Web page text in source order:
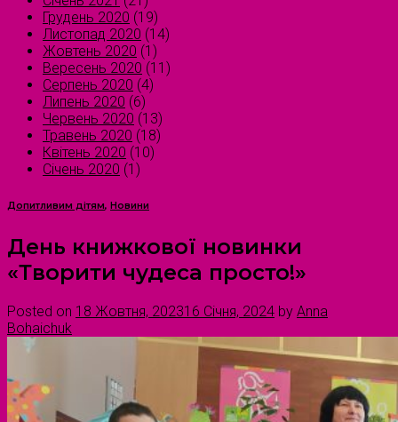
Грудень 2020 (19)
Листопад 2020 (14)
Жовтень 2020 (1)
Вересень 2020 (11)
Серпень 2020 (4)
Липень 2020 (6)
Червень 2020 (13)
Травень 2020 (18)
Квітень 2020 (10)
Січень 2020 (1)
Допитливим дітям, Новини
День книжкової новинки
«Творити чудеса просто!»
Posted on 18 Жовтня, 202316 Січня, 2024 by Anna
Bohaichuk